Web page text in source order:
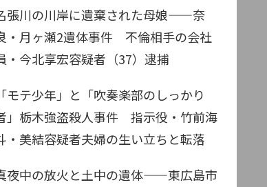
張川の川岸に遺棄された母娘——奈
・月ヶ瀬2遺体事件 不倫相手の会社
・今北享宏容疑者（37）逮捕
「モテ少年」と「吹奏楽部のしっかり
」栃木強盗殺人事件 指示役・竹前海
・美結容疑者夫婦の生い立ちと転落
夜中の放火と土中の遺体——東広島市